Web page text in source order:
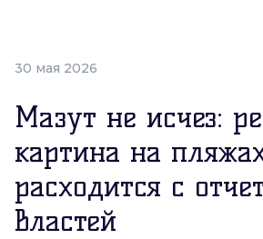
30 мая 2026
Мазут не исчез:
картина на
расходится с
властей